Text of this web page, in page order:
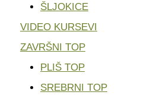
ŠLJOKICE
VIDEO KURSEVI
ZAVRŠNI TOP
PLIŠ TOP
SREBRNI TOP